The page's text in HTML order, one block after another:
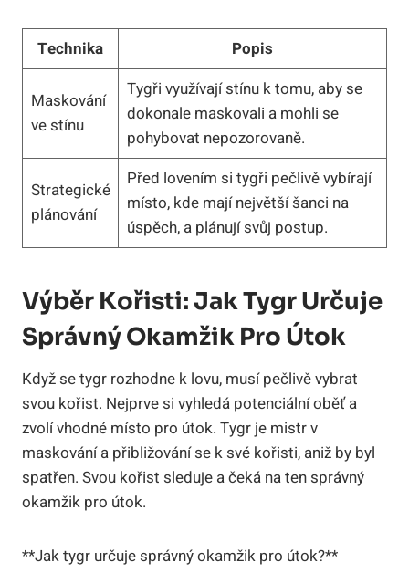
Technika Popis
Maskování
ve stínu
Tygři využívají stínu k tomu, aby se
dokonale maskovali a mohli se
pohybovat nepozorovaně.
Strategické
plánování
Před lovením si tygři pečlivě vybírají
místo, kde mají největší šanci na
úspěch, a plánují svůj postup.
Výběr Kořisti: Jak Tygr Určuje
Správný Okamžik Pro Útok
Když se tygr rozhodne k lovu, musí pečlivě vybrat
svou kořist. Nejprve si vyhledá potenciální oběť a
zvolí vhodné místo pro útok. Tygr je mistr v
maskování a přibližování se k své kořisti, aniž by byl
spatřen. Svou kořist sleduje a čeká na ten správný
okamžik pro útok.
**Jak tygr určuje správný okamžik pro útok?**